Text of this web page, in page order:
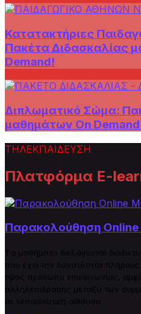
Κατατακτήριες
Πακέτα Διδασκαλίας
Demand!
Διπλωματικό Σώμα:
μαθημάτων On
ΤΗΛΕΚΠΑΙΔΕΥΣΗ
Πλατφόρμα E-
Παρακολούθηση
Tα μαθήματα διεξάγονται
που έχει την δυνατότητα πλήρους
προς πρόσωπο επικοινωνίας,
αλληλεπίδρασης μεταξύ των
σε εκπαιδευτική αίθουσα.